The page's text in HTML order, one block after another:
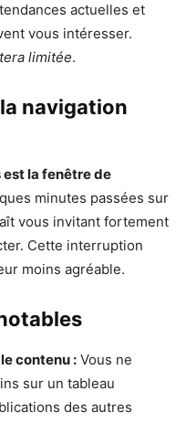
actuelles et
vous intéresser.
limitée.
navigation
est la fenêtre de
minutes passées sur
vous invitant fortement
Cette interruption
moins agréable.
contenu : Vous ne
sur un tableau
des autres